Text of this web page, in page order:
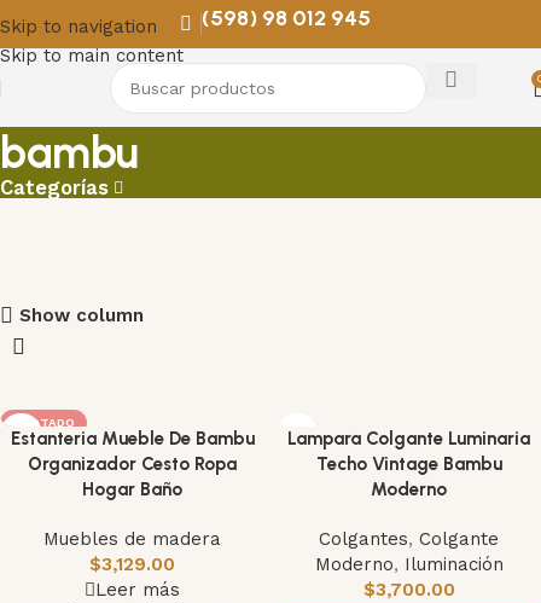
Skip to navigation
Skip to main content
(598) 98 012 945
bambu
Categorías
Show column
AGOTADO
Estanteria Mueble De Bambu
Organizador Cesto Ropa
Hogar Baño
Muebles de madera
$3,129.00
Leer más
Lampara Colgante Luminaria
Techo Vintage Bambu
Moderno
Colgantes, Colgante
Moderno, Iluminación
$3,700.00